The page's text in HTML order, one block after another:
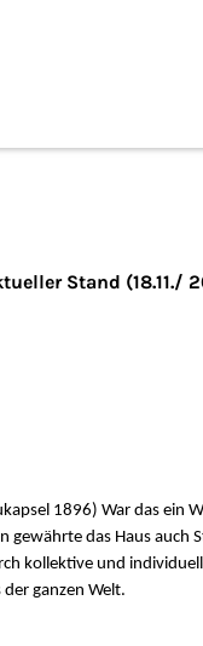
Stand (18.11./
1896) War das ein
gewährte das Haus auch
kollektive und
ganzen Welt.